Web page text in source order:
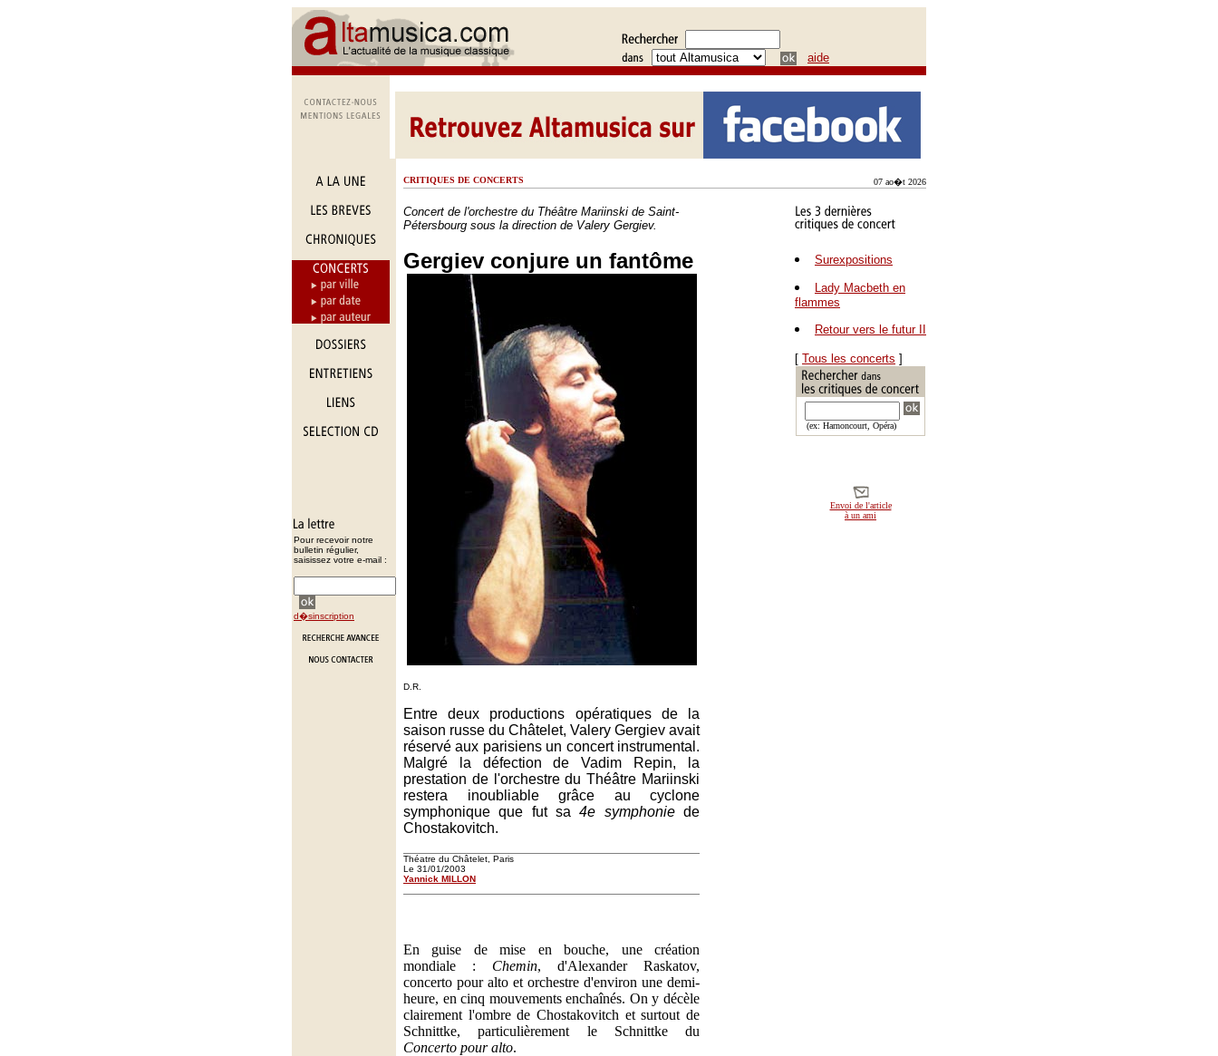
aide
Pour recevoir notre
bulletin régulier,
saisissez votre e-mail :
d�sinscription
CRITIQUES DE CONCERTS 07 ao�t 2026
Concert de l'orchestre du Théâtre Mariinski de Saint-
Pétersbourg sous la direction de Valery Gergiev.
Gergiev conjure un fantôme
D.R.
Entre deux productions opératiques de la
saison russe du Châtelet, Valery Gergiev avait
réservé aux parisiens un concert instrumental.
Malgré la défection de Vadim Repin, la
prestation de l'orchestre du Théâtre Mariinski
restera inoubliable grâce au cyclone
symphonique que fut sa4e symphoniede
Chostakovitch.
Théatre du Châtelet, Paris
Le 31/01/2003
Yannick MILLON
Surexpositions
Lady Macbeth en
flammes
Retour vers le futur II
[ Tous les concerts ]
(ex: Harnoncourt, Opéra)
Envoi de l'article
à un ami
En guise de mise en bouche, une création
mondiale : Chemin, d'Alexander Raskatov,
concerto pour alto et orchestre d'environ une demi-
heure, en cinq mouvements enchaînés. On y décèle
clairement l'ombre de Chostakovitch et surtout de
Schnittke, particulièrement le Schnittke du
Concerto pour alto.